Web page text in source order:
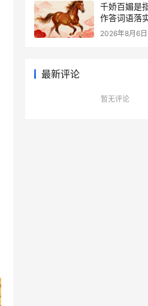
千娇百媚是
作答词语落
2026年8月6日
最新评论
暂无评论